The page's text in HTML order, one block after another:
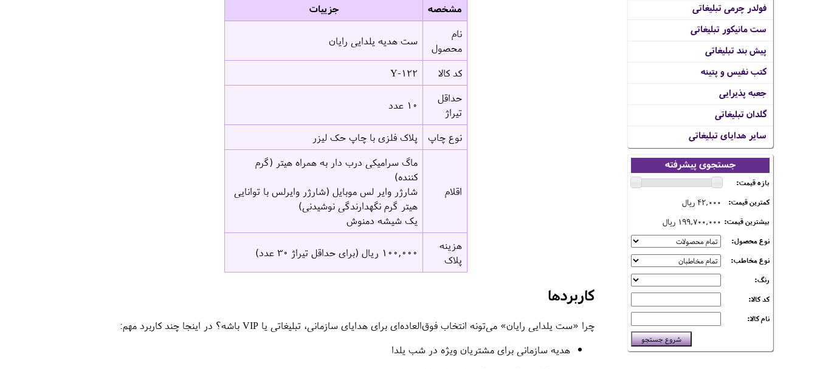
فولدر چرمی تبلیغاتی
ست مانیکور تبلیغاتی
پیش بند تبلیغاتی
کتب نفیس و پتینه
جعبه پذیرایی
گلدان تبلیغاتی
سایر هدایای تبلیغاتی
جستجوی پیشرفته
بازه قیمت:
کمترین قیمت:
42,000 ریال
بیشترین قیمت: 199,700,000 ریال
نوع محصول:
نوع مخاطب:
رنگ:
کد کالا:
نام کالا:
مشخصه
جزییات
نام
محصول
ست هدیه یلدایی رایان
کد کالا
Y-122
حداقل
تیراژ
۱۰ عدد
نوع چاپ پلاک فلزی با چاپ حک لیزر
اقلام
ماگ سرامیکی درب دار به همراه هیتر (گرم
کننده)
شارژر وایر لس موبایل (شارژر وایرلس با توانایی
هیتر گرم نگهدارندگی نوشیدنی)
یک شیشه دمنوش
هزینه
پلاک
۱۰۰,۰۰۰ ریال (برای حداقل تیراژ ۳۰ عدد)
کاربردها
چرا «ست یلدایی رایان» می‌تونه انتخاب فوق‌العاده‌ای برای هدایای سازمانی، تبلیغاتی یا VIP باشه؟ در اینجا چند کاربرد مهم:
هدیه سازمانی برای مشتریان ویژه در شب یلدا